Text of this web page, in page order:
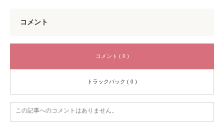
コメント
コメント ( 0 )
トラックバック ( 0 )
この記事へのコメントはありません。